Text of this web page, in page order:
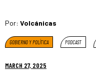
Por: Volcánicas
GOBIERNO Y POLÍTICA PODCAST
MARCH 27, 2025